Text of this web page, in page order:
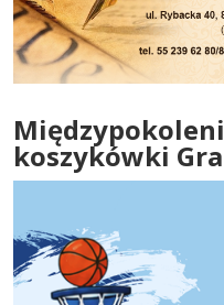
koszykówki